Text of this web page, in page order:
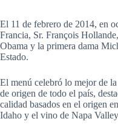
El 11 de febrero de 2014, en
Francia, Sr. François
Obama y la primera dama
Estado.
El menú celebró lo mejor de
de origen de todo el país,
calidad basados en el origen
Idaho y el vino de Napa